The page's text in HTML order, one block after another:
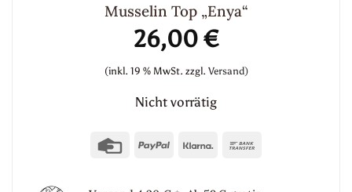
Musselin Top „Enya“
26,00€
(inkl. 19 % MwSt. zzgl. Versand)
Nicht vorrätig
Credit PayPal Klarna